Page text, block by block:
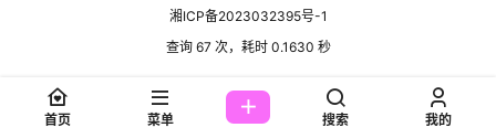
湘ICP备2023032395号-1
查询 67 次，耗时 0.1630 秒
首页 菜单 搜索 我的